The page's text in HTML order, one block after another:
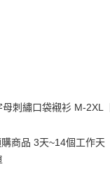
刺繡口袋襯衫 M-2XL
商品 3天~14個工作天